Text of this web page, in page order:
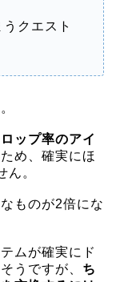
クエスト
ップ率のアイ
ため、確実にほ
ん。
ものが2倍にな
ムが確実にド
うですが、 ち